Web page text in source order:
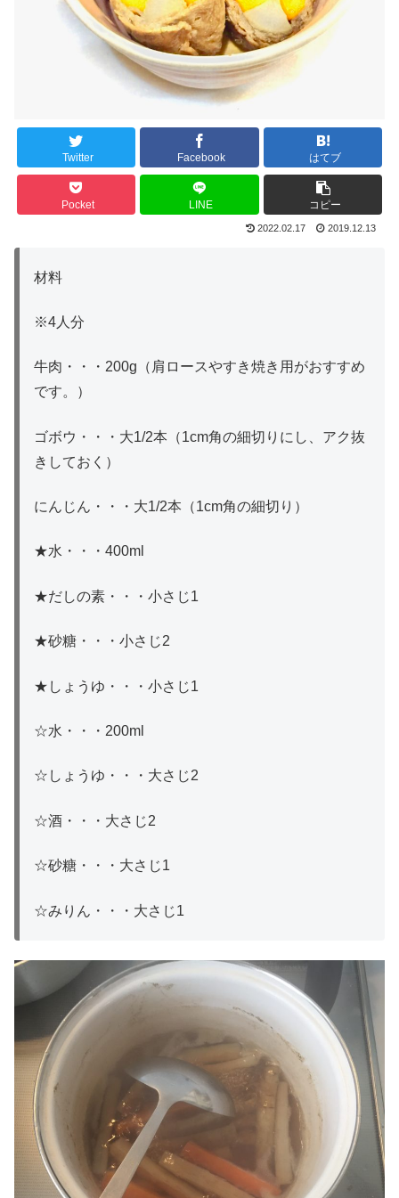
Twitter Facebook はてブ
Pocket LINE コピー
2022.02.17 2019.12.13
材料
※4人分
牛肉・・・200g（肩ロースやすき焼き用がおすすめ
です。）
ゴボウ・・・大1/2本（1cm角の細切りにし、アク抜
きしておく）
にんじん・・・大1/2本（1cm角の細切り）
★水・・・400ml
★だしの素・・・小さじ1
★砂糖・・・小さじ2
★しょうゆ・・・小さじ1
☆水・・・200ml
☆しょうゆ・・・大さじ2
☆酒・・・大さじ2
☆砂糖・・・大さじ1
☆みりん・・・大さじ1